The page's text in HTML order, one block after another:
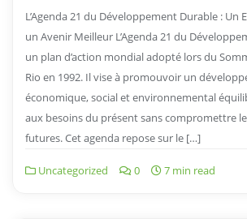
L’Agenda 21 du Développement Durable : Un
un Avenir Meilleur L’Agenda 21 du
un plan d’action mondial adopté lors du
Rio en 1992. Il vise à promouvoir un
économique, social et environnemental
aux besoins du présent sans compromettre
futures. Cet agenda repose sur le […]
Uncategorized 0 7 min read